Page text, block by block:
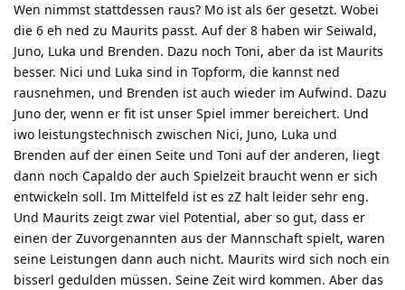
Wen nimmst stattdessen raus? Mo ist als 6er gesetzt. Wobei
die 6 eh ned zu Maurits passt. Auf der 8 haben wir Seiwald,
Juno, Luka und Brenden. Dazu noch Toni, aber da ist Maurits
besser. Nici und Luka sind in Topform, die kannst ned
rausnehmen, und Brenden ist auch wieder im Aufwind. Dazu
Juno der, wenn er fit ist unser Spiel immer bereichert. Und
iwo leistungstechnisch zwischen Nici, Juno, Luka und
Brenden auf der einen Seite und Toni auf der anderen, liegt
dann noch Capaldo der auch Spielzeit braucht wenn er sich
entwickeln soll. Im Mittelfeld ist es zZ halt leider sehr eng.
Und Maurits zeigt zwar viel Potential, aber so gut, dass er
einen der Zuvorgenannten aus der Mannschaft spielt, waren
seine Leistungen dann auch nicht. Maurits wird sich noch ein
bisserl gedulden müssen. Seine Zeit wird kommen. Aber das